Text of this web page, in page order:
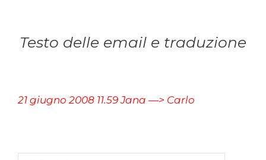
Testo delle email e traduzione
21 giugno 2008 11.59 Jana —> Carlo